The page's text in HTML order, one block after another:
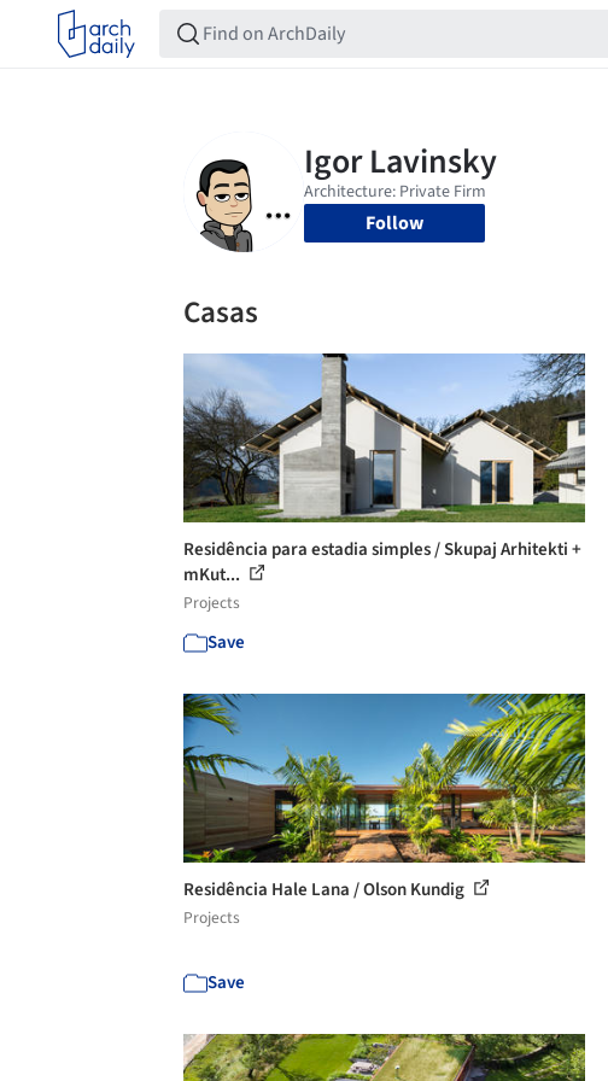
Follow
Casas
Residência para estadia simples / Skupaj Arhitekti +
mKut...
Projects
Save
Residência Hale Lana / Olson Kundig
Projects
Save